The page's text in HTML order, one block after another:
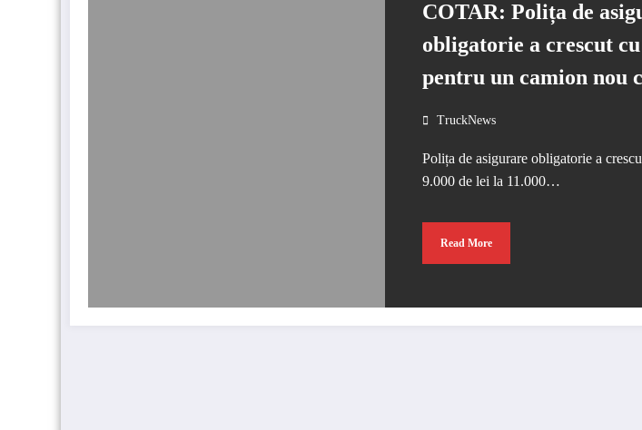
COTAR: Polița de
obligatorie a crescut
pentru un camion nou
TruckNews
Polița de asigurare obligatorie a
9.000 de lei la 11.000…
Read More